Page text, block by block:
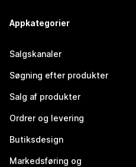
Appkategorier
Salgskanaler
Søgning efter produkter
Salg af produkter
Ordrer og levering
Butiksdesign
Markedsføring og